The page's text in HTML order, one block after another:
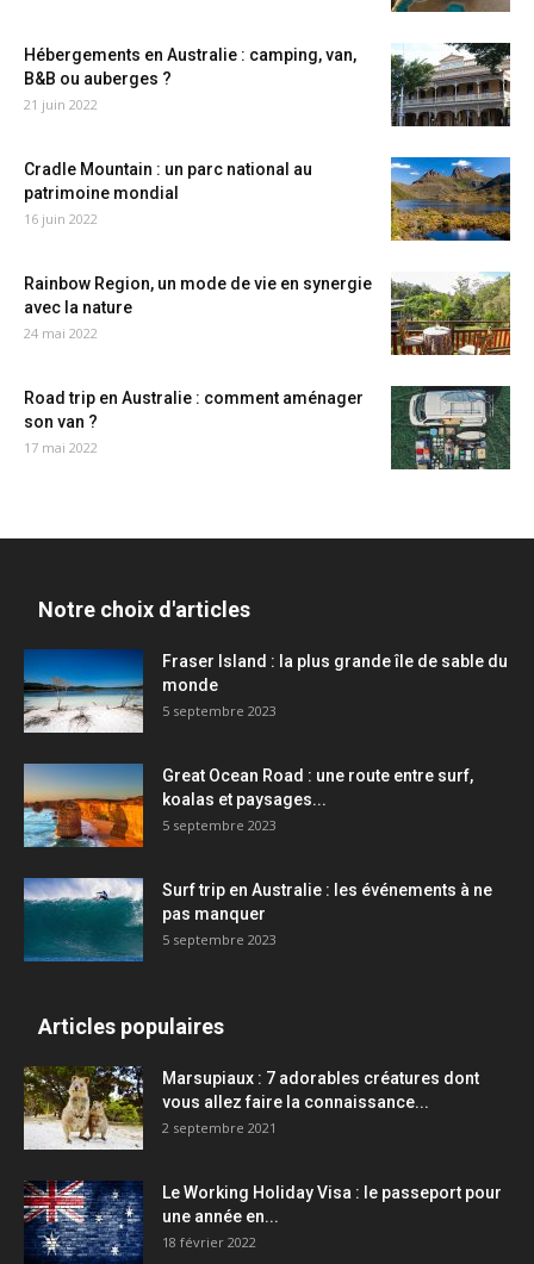
Hébergements en Australie : camping, van,
B&B ou auberges ?
21 juin 2022
Cradle Mountain : un parc national au
patrimoine mondial
16 juin 2022
Rainbow Region, un mode de vie en synergie
avec la nature
24 mai 2022
Road trip en Australie : comment aménager
son van ?
17 mai 2022
Notre choix d'articles
Fraser Island : la plus grande île de sable du
monde
5 septembre 2023
Great Ocean Road : une route entre surf,
koalas et paysages...
5 septembre 2023
Surf trip en Australie : les événements à ne
pas manquer
5 septembre 2023
Articles populaires
Marsupiaux : 7 adorables créatures dont
vous allez faire la connaissance...
2 septembre 2021
Le Working Holiday Visa : le passeport pour
une année en...
18 février 2022